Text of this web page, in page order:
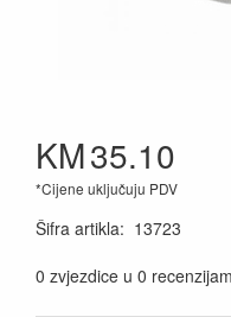
KM35.10
*Cijene uključuju PDV
Šifra artikla: 13723
0 zvjezdice u 0